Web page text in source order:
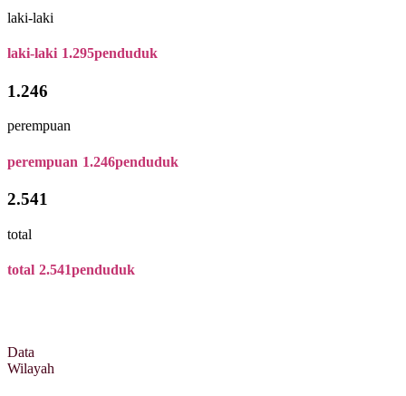
laki-laki
laki-laki 1.295penduduk
1.246
perempuan
perempuan 1.246penduduk
2.541
total
total 2.541penduduk
Data
Wilayah